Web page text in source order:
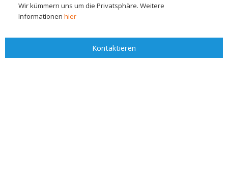
Wir kümmern uns um die Privatsphäre. Weitere
Informationen hier
Kontaktieren